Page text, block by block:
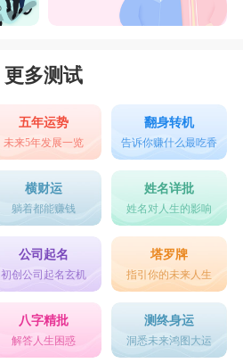
更多测试
五年运势
未来5年发展一览
翻身转机
告诉你赚什么最吃香
横财运
躺着都能赚钱
姓名详批
姓名对人生的影响
公司起名
初创公司起名玄机
塔罗牌
指引你的未来人生
八字精批
解答人生困惑
测终身运
洞悉未来鸿图大运